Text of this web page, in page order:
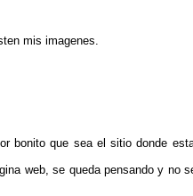
mis imagenes.
bonito que sea el sitio donde
web, se queda pensando y no